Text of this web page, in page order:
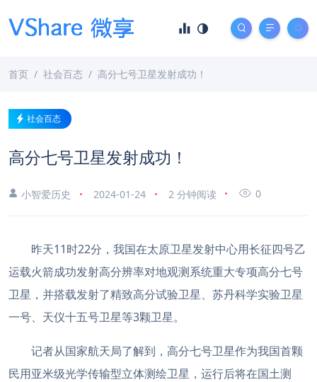
首页 社会百态 高分七号卫星发射成功！
社会百态
高分七号卫星发射成功！
小智爱历史 2024-01-24 2 分钟阅读 0
昨天11时22分，我国在太原卫星发射中心用长征四号乙
运载火箭成功发射高分辨率对地观测系统重大专项高分七号
卫星，并搭载发射了精致高分试验卫星、苏丹科学实验卫星
一号、天仪十五号卫星等3颗卫星。
记者从国家航天局了解到，高分七号卫星作为我国首颗
民用亚米级光学传输型立体测绘卫星，运行后将在国土测